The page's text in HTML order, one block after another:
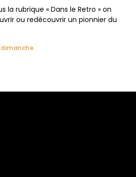
la rubrique « Dans le Retro » on
ou redécouvrir un pionnier du
dimanche